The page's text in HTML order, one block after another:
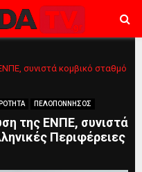
συνιστά κομβικό σταθμό
ΠΕΛΟΠΟΝΝΗΣΟΣ
της ΕΝΠΕ, συνιστά
Περιφέρειες